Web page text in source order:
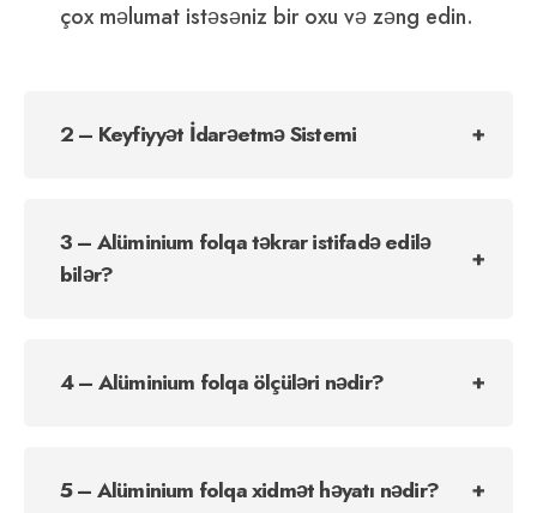
çox məlumat istəsəniz bir oxu və zəng edin.
2 – Keyfiyyət İdarəetmə Sistemi
3 – Alüminium folqa təkrar istifadə edilə
bilər?
4 – Alüminium folqa ölçüləri nədir?
5 – Alüminium folqa xidmət həyatı nədir?